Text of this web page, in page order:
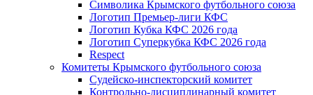
Символика Крымского футбольного союза
Логотип Премьер-лиги КФС
Логотип Кубка КФС 2026 года
Логотип Суперкубка КФС 2026 года
Respect
Комитеты Крымского футбольного союза
Судейско-инспекторский комитет
Контрольно-дисциплинарный комитет